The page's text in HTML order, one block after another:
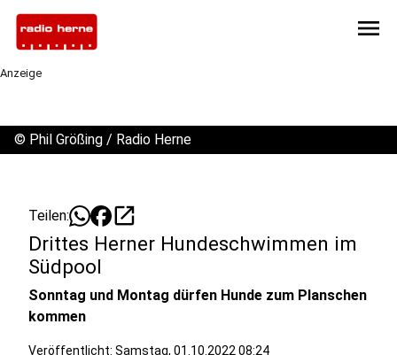
menu
Anzeige
© Phil Größing / Radio Herne
Teilen: open_in_new
Drittes Herner Hundeschwimmen im
Südpool
Sonntag und Montag dürfen Hunde zum Planschen
kommen
Veröffentlicht: Samstag, 01.10.2022 08:24